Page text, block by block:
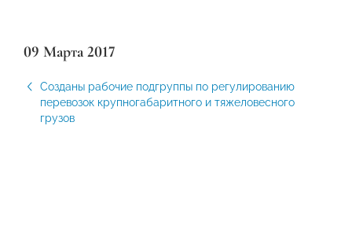
09 Марта 2017
Созданы рабочие подгруппы по регулированию
перевозок крупногабаритного и тяжеловесного
грузов